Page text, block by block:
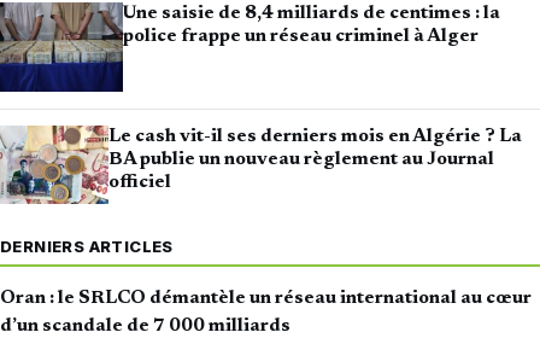
Une saisie de 8,4 milliards de centimes : la
police frappe un réseau criminel à Alger
Le cash vit-il ses derniers mois en Algérie ? La
BA publie un nouveau règlement au Journal
officiel
DERNIERS ARTICLES
Oran : le SRLCO démantèle un réseau international au cœur
d’un scandale de 7 000 milliards